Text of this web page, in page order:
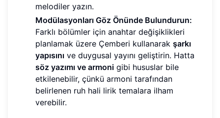
melodiler yazın.
Modülasyonları Göz Önünde Bulundurun:
Farklı bölümler için anahtar değişiklikleri
planlamak üzere Çemberi kullanarak şarkı
yapısını ve duygusal yayını geliştirin. Hatta
söz yazımı ve armoni gibi hususlar bile
etkilenebilir, çünkü armoni tarafından
belirlenen ruh hali lirik temalara ilham
verebilir.